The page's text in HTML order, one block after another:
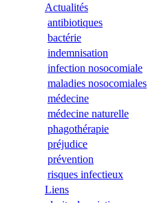
Actualités
antibiotiques
bactérie
indemnisation
infection nosocomiale
maladies nosocomiales
médecine
médecine naturelle
phagothérapie
préjudice
prévention
risques infectieux
Liens